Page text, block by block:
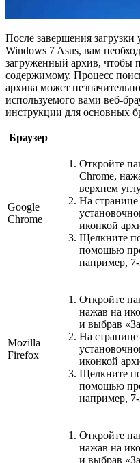
После завершения загрузки
Windows 7 Asus, вам
загруженный архив, чтобы
содержимому. Процесс
архива может
используемого вами веб-
инструкции для основных
Браузер
Google
Chrome
Откройте
Chrome,
верхнем
На странице
иконкой
Щелкните
помощью
например,
Mozilla
Firefox
Откройте
нажав на
и выбрав
На странице
иконкой
Щелкните
помощью
например,
Откройте
нажав на
и выбрав